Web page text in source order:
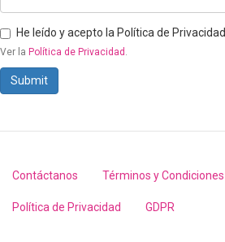
He leído y acepto la Política de Privacidad.
Ver la Política de Privacidad .
Submit
Footer
menu
Contáctanos Términos y Condiciones
Política de Privacidad GDPR